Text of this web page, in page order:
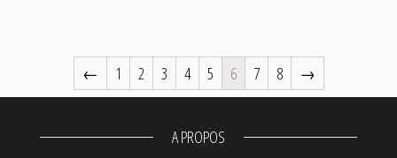
← 1 2 3 4 5 6 7 8 →
A PROPOS